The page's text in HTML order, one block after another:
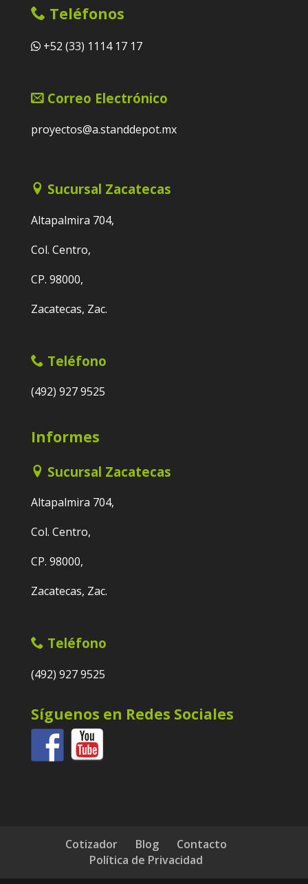
Teléfonos
+52 (33) 1114 17 17
Correo Electrónico
proyectos@a.standdepot.mx
Sucursal Zacatecas
Altapalmira 704,
Col. Centro,
CP. 98000,
Zacatecas, Zac.
Teléfono
(492) 927 9525
Informes
Sucursal Zacatecas
Altapalmira 704,
Col. Centro,
CP. 98000,
Zacatecas, Zac.
Teléfono
(492) 927 9525
Síguenos en Redes Sociales
Cotizador Blog
Contacto
Política de Privacidad